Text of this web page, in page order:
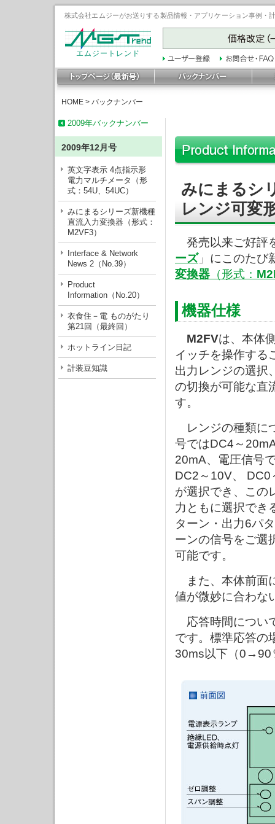
株式会社エムジーがお送りする製品情報・アプリケーション事例
エムジートレンド
HOME > バックナンバー
2009年バックナンバー
2009年12月号
英文字表示 4点指示形
電力マルチメータ（形
式：54U、54UC）
みにまるシリーズ新機種
直流入力変換器（形式：
M2VF3）
Interface & Network
News 2（No.39）
Product
Information（No.20）
衣食住－電 ものがたり
第21回（最終回）
ホットライン日記
計装豆知識
みにまるシ
レンジ可変
発売以来ご好評
ーズ」にこのたび
変換器 （形式：
機器仕様
M2FVは、本体
イッチを操作する
出力レンジの選択
の切換が可能な直
す。
レンジの種類に
号ではDC4～
20mA、電圧信号
DC2～10V、
が選択でき、この
力ともに選択でき
ターン・出力6パ
ーンの信号をご選
可能です。
また、本体前面
値が微妙に合わな
応答時間につい
です。標準応答
30ms以下（0→90